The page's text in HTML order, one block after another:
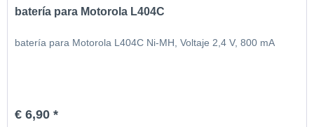
batería para Motorola L404C
batería para Motorola L404C Ni-MH, Voltaje 2,4 V, 800 mA
€ 6,90 *